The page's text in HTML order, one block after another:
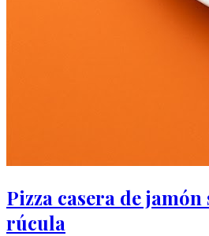
Pizza casera de
rúcula